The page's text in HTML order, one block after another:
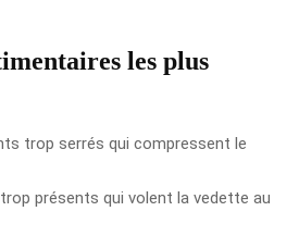
les plus
trop serrés qui compressent le
présents qui volent la vedette au